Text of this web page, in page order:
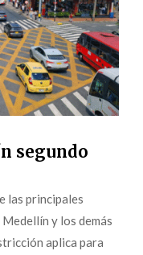
segundo
las principales
y los demás
aplica para